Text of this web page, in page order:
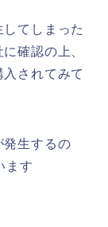
てしまった
確認の上、
されてみて
発生するの
ます